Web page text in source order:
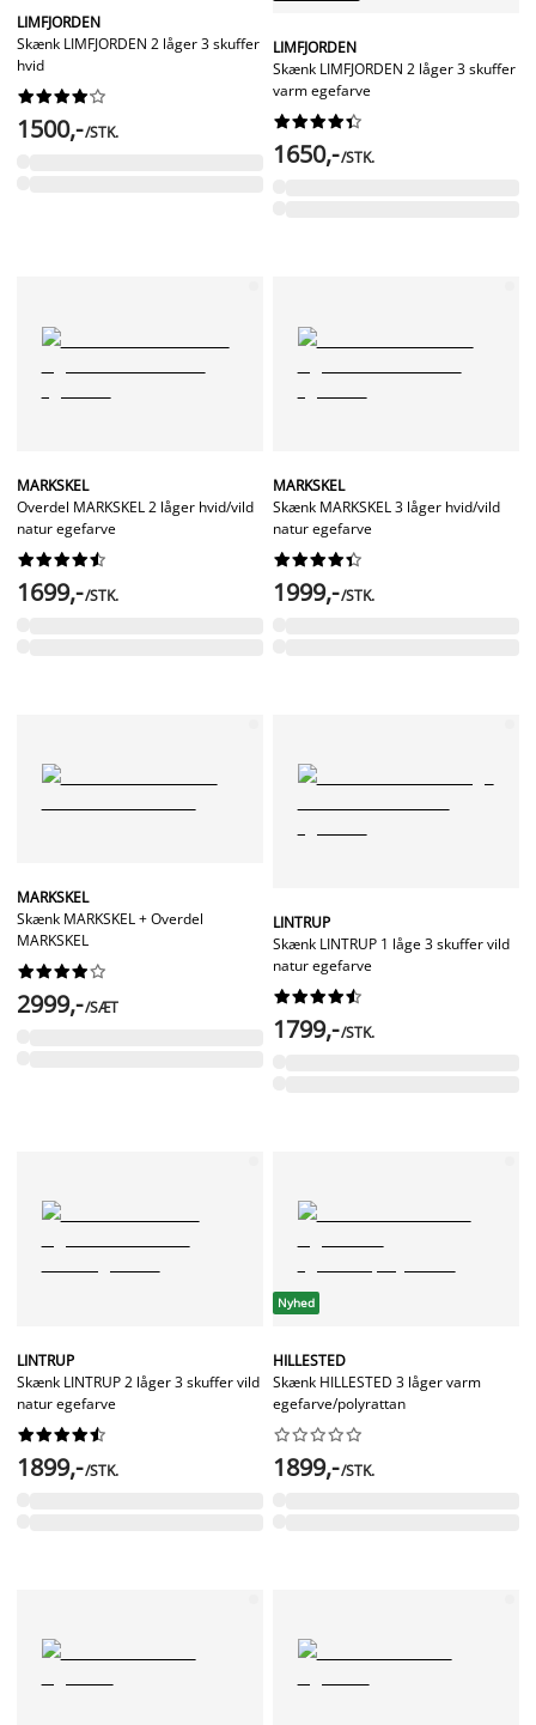
LIMFJORDEN
Skænk LIMFJORDEN 2 låger 3 skuffer
hvid






1500,-/STK.
LIMFJORDEN
Skænk LIMFJORDEN 2 låger 3 skuffer
varm egefarve






1650,-/STK.
MARKSKEL
Overdel MARKSKEL 2 låger hvid/vild
natur egefarve






1699,-/STK.
MARKSKEL
Skænk MARKSKEL 3 låger hvid/vild
natur egefarve






1999,-/STK.
MARKSKEL
Skænk MARKSKEL + Overdel
MARKSKEL






2999,-/SÆT
LINTRUP
Skænk LINTRUP 1 låge 3 skuffer vild
natur egefarve






1799,-/STK.
LINTRUP
Skænk LINTRUP 2 låger 3 skuffer vild
natur egefarve






1899,-/STK.
Nyhed
HILLESTED
Skænk HILLESTED 3 låger varm
egefarve/polyrattan






1899,-/STK.